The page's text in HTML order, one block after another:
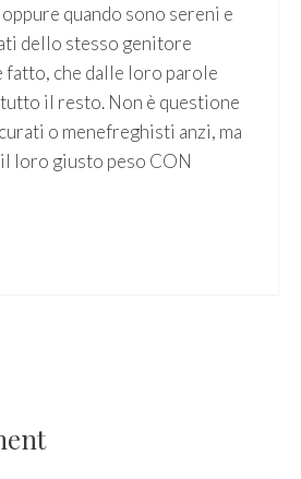
quando sono sereni e
dello stesso genitore
fatto, che dalle loro parole
il resto. Non è questione
o menefreghisti anzi, ma
loro giusto peso CON